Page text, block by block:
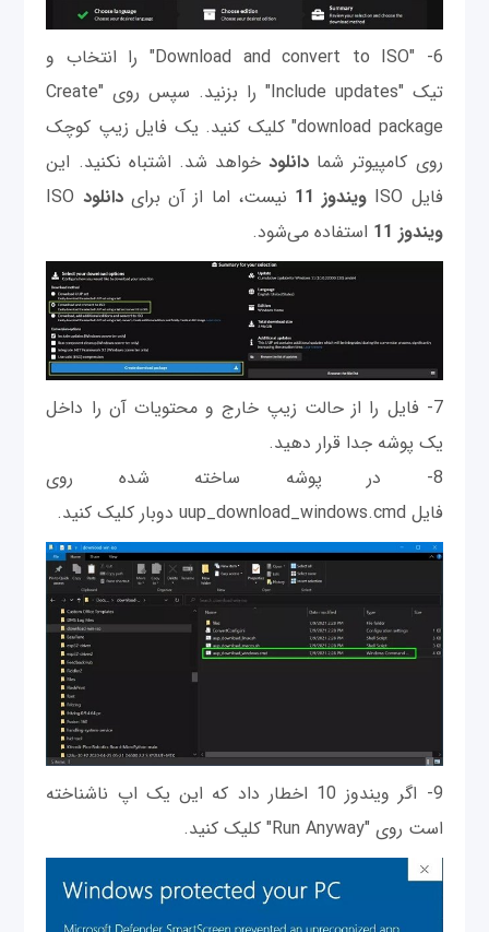
6- "Download and convert to ISO" را انتخاب و
تیک "Include updates" را بزنید. سپس روی "Create
download package" کلیک کنید. یک فایل زیپ کوچک
روی کامپیوتر شما دانلودخواهد شد. اشتباه نکنید. این
فایل ISO
ویندوز 11 نیست، اما از آن برایدانلود
ویندوز 11
استفاده می‌شود.
7- فایل را از حالت زیپ خارج و محتویات آن را داخل
یک پوشه جدا قرار دهید.
8- در پوشه ساخته شده روی
فایل uup_download_windows.cmd دوبار کلیک کنید.
9- اگر ویندوز 10 اخطار داد که این یک اپ ناشناخته
است روی "Run Anyway" کلیک کنید.